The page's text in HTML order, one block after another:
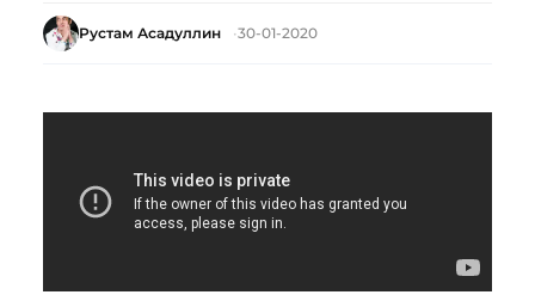
Рустам Асадуллин 30-01-2020